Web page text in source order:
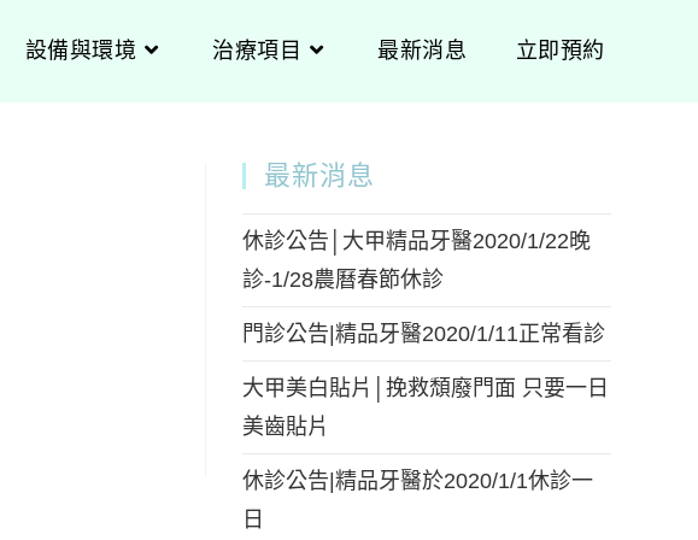
設備與環境 治療項目 最新消息 立即預約
最新消息
休診公告│大甲精品牙醫2020/1/22晚
診-1/28農曆春節休診
門診公告|精品牙醫2020/1/11正常看診
大甲美白貼片│挽救頹廢門面 只要一日
美齒貼片
休診公告|精品牙醫於2020/1/1休診一
日